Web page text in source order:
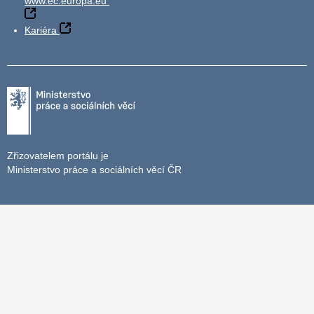
Kariéra
Zřizovatelem portálu je
Ministerstvo práce a sociálních věcí ČR